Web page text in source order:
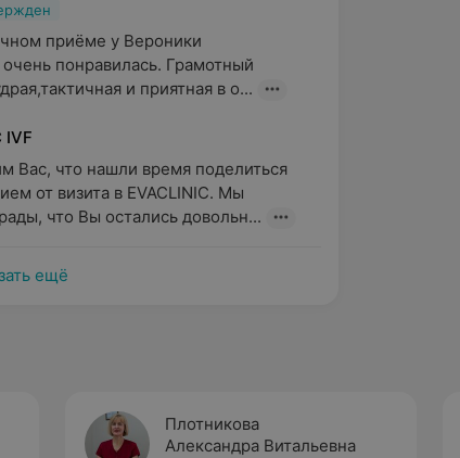
приёме у Вероники
понравилась. Грамотный
и приятная в о...
IVF
Вас, что нашли время поделиться
от визита в EVACLINIC. Мы
что Вы остались довольн...
ещё
Плотникова
Александра Витальевна